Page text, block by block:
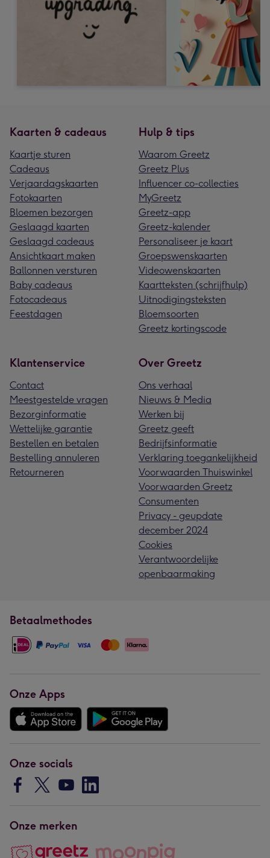
Kaarten & cadeaus
Kaartje sturen
Cadeaus
Verjaardagskaarten
Fotokaarten
Bloemen bezorgen
Geslaagd kaarten
Geslaagd cadeaus
Ansichtkaart maken
Ballonnen versturen
Baby cadeaus
Fotocadeaus
Feestdagen
Hulp & tips
Waarom Greetz
Greetz Plus
Influencer co-collecties
MyGreetz
Greetz-app
Greetz-kalender
Personaliseer je kaart
Groepswenskaarten
Videowenskaarten
Kaartteksten (schrijfhulp)
Uitnodigingsteksten
Bloemsoorten
Greetz kortingscode
Klantenservice
Contact
Meestgestelde vragen
Bezorginformatie
Wettelijke garantie
Bestellen en betalen
Bestelling annuleren
Retourneren
Over Greetz
Ons verhaal
Nieuws & Media
Werken bij
Greetz geeft
Bedrijfsinformatie
Verklaring toegankelijkheid
Voorwaarden Thuiswinkel
Voorwaarden Greetz
Consumenten
Privacy - geupdate
december 2024
Cookies
Verantwoordelijke
openbaarmaking
Betaalmethodes
Onze Apps
Onze socials
Onze merken